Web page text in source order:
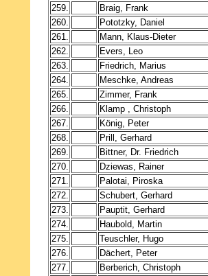
259.
Braig, Frank
260.
Pototzky, Daniel
261.
Mann, Klaus-Dieter
262.
Evers, Leo
263.
Friedrich, Marius
264.
Meschke, Andreas
265.
Zimmer, Frank
266.
Klamp , Christoph
267.
König, Peter
268.
Prill, Gerhard
269.
Bittner, Dr. Friedrich
270.
Dziewas, Rainer
271.
Palotai, Piroska
272.
Schubert, Gerhard
273.
Pauptit, Gerhard
274.
Haubold, Martin
275.
Teuschler, Hugo
276.
Dächert, Peter
277.
Berberich, Christoph